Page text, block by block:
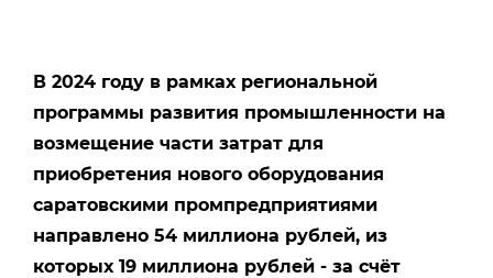
В 2024 году в рамках региональной
программы развития промышленности на
возмещение части затрат для
приобретения нового оборудования
саратовскими промпредприятиями
направлено 54 миллиона рублей, из
которых 19 миллиона рублей - за счёт